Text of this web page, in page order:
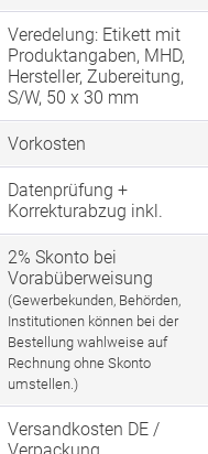
Veredelung: Etikett mit
Produktangaben, MHD,
Hersteller, Zubereitung,
S/W, 50 x 30 mm
Vorkosten
Datenprüfung +
Korrekturabzug inkl.
2% Skonto bei
Vorabüberweisung
(Gewerbekunden, Behörden,
Institutionen können bei der
Bestellung wahlweise auf
Rechnung ohne Skonto
umstellen.)
Versandkosten DE /